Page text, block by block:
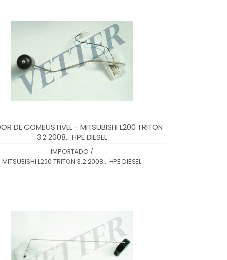
DE COMBUSTIVEL - MITSUBISHI L200 TRITON
3.2 2008... HPE DIESEL
IMPORTADO /
MITSUBISHI L200 TRITON 3.2 2008... HPE DIESEL